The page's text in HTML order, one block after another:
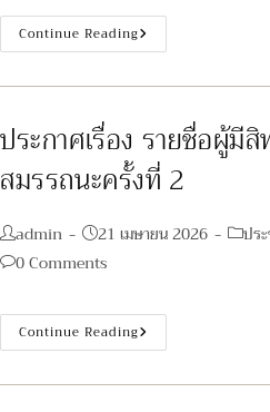
นัก
วิชาการ
โสต
ทัศนศึกษา
๑
Continue Readingประกาศ
เรื่อง
ชื่อ
สิทธิ
เข้า
การ
ประเมิน
กำหนด
วัน
ใน
การ
ประเมิน
ตำแหน่ง
นิติกร
ประกาศเรื่อง รายชื่อผู้มีสิ
สมรรถนะครั้งที่ 2
Post
author:
admin
Post
published:
21 เมษายน 2026
Post
ปร
Post0 Comments
Continue Readingประกาศ
เรื่อง
ชื่อ